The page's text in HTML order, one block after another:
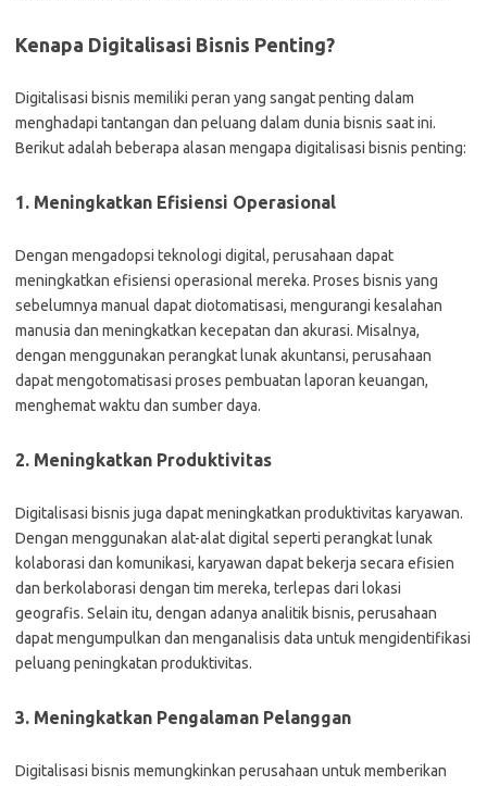
Kenapa Digitalisasi Bisnis Penting?
Digitalisasi bisnis memiliki peran yang sangat penting dalam
menghadapi tantangan dan peluang dalam dunia bisnis saat ini.
Berikut adalah beberapa alasan mengapa digitalisasi bisnis penting:
1. Meningkatkan Efisiensi Operasional
Dengan mengadopsi teknologi digital, perusahaan dapat
meningkatkan efisiensi operasional mereka. Proses bisnis yang
sebelumnya manual dapat diotomatisasi, mengurangi kesalahan
manusia dan meningkatkan kecepatan dan akurasi. Misalnya,
dengan menggunakan perangkat lunak akuntansi, perusahaan
dapat mengotomatisasi proses pembuatan laporan keuangan,
menghemat waktu dan sumber daya.
2. Meningkatkan Produktivitas
Digitalisasi bisnis juga dapat meningkatkan produktivitas karyawan.
Dengan menggunakan alat-alat digital seperti perangkat lunak
kolaborasi dan komunikasi, karyawan dapat bekerja secara efisien
dan berkolaborasi dengan tim mereka, terlepas dari lokasi
geografis. Selain itu, dengan adanya analitik bisnis, perusahaan
dapat mengumpulkan dan menganalisis data untuk mengidentifikasi
peluang peningkatan produktivitas.
3. Meningkatkan Pengalaman Pelanggan
Digitalisasi bisnis memungkinkan perusahaan untuk memberikan